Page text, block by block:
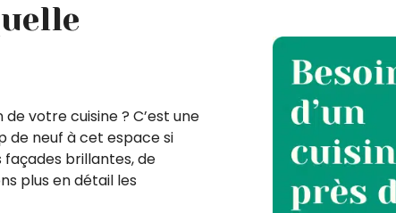
votre cuisine ? C’est une
de neuf à cet espace si
façades brillantes, de
plus en détail les